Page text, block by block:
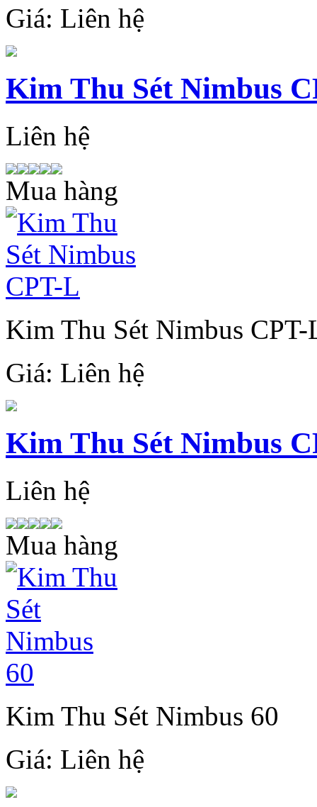
Giá: Liên hệ
Kim Thu Sét Nimbus
Liên hệ
Mua hàng
Kim Thu Sét Nimbus CPT-
Giá: Liên hệ
Kim Thu Sét Nimbus
Liên hệ
Mua hàng
Kim Thu Sét Nimbus 60
Giá: Liên hệ